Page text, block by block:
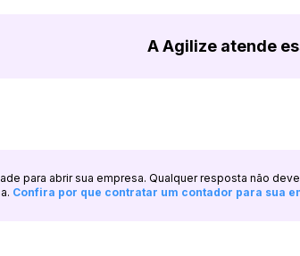
A Agilize atende
para abrir sua empresa. Qualquer resposta não
Confira por que contratar um contador para sua